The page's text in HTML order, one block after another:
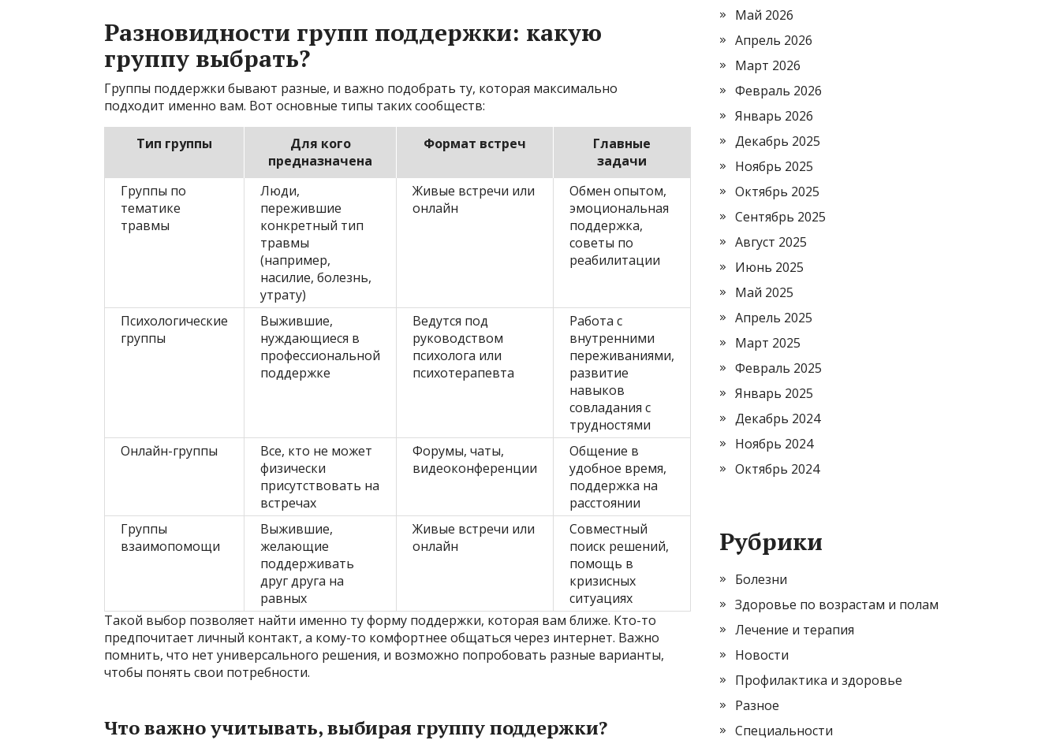
Разновидности групп поддержки: какую
группу выбрать?
Группы поддержки бывают разные, и важно подобрать ту, которая максимально
подходит именно вам. Вот основные типы таких сообществ:
Тип группы
Для кого
предназначена
Формат встреч
Главные
задачи
Группы по
тематике
травмы
Люди,
пережившие
конкретный тип
травмы
(например,
насилие, болезнь,
утрату)
Живые встречи или
онлайн
Обмен опытом,
эмоциональная
поддержка,
советы по
реабилитации
Психологические
группы
Выжившие,
нуждающиеся в
профессиональной
поддержке
Ведутся под
руководством
психолога или
психотерапевта
Работа с
внутренними
переживаниями,
развитие
навыков
совладания с
трудностями
Онлайн-группы
Все, кто не может
физически
присутствовать на
встречах
Форумы, чаты,
видеоконференции
Общение в
удобное время,
поддержка на
расстоянии
Группы
взаимопомощи
Выжившие,
желающие
поддерживать
друг друга на
равных
Живые встречи или
онлайн
Совместный
поиск решений,
помощь в
кризисных
ситуациях
Такой выбор позволяет найти именно ту форму поддержки, которая вам ближе. Кто-то
предпочитает личный контакт, а кому-то комфортнее общаться через интернет. Важно
помнить, что нет универсального решения, и возможно попробовать разные варианты,
чтобы понять свои потребности.
Что важно учитывать, выбирая группу поддержки?
Май 2026
Апрель 2026
Март 2026
Февраль 2026
Январь 2026
Декабрь 2025
Ноябрь 2025
Октябрь 2025
Сентябрь 2025
Август 2025
Июнь 2025
Май 2025
Апрель 2025
Март 2025
Февраль 2025
Январь 2025
Декабрь 2024
Ноябрь 2024
Октябрь 2024
Рубрики
Болезни
Здоровье по возрастам и полам
Лечение и терапия
Новости
Профилактика и здоровье
Разное
Специальности